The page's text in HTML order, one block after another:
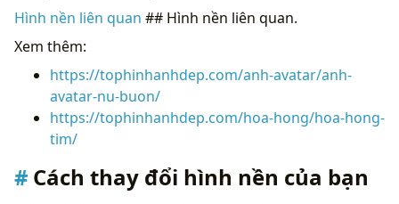
Hình nền liên quan ## Hình nền liên quan.
Xem thêm:
https://tophinhanhdep.com/anh-avatar/anh-
avatar-nu-buon/
https://tophinhanhdep.com/hoa-hong/hoa-hong-
tim/
Cách thay đổi hình nền của bạn